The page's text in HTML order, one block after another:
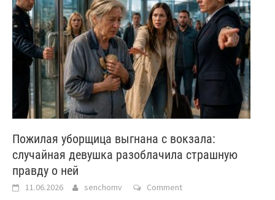
Пожилая уборщица выгнана с вокзала:
случайная девушка разоблачила страшную
правду о ней
11.06.2026 senchomv Comment